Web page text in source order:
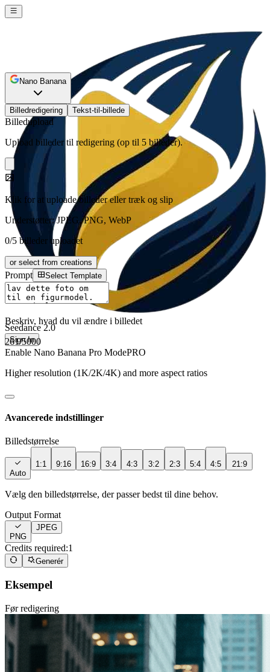
Seedance 2.0
Sign In
Nano Banana
Billedredigering Tekst-til-billede
Billedupload
Upload billeder til redigering (op til 5 billeder).
Klik for at uploade billeder eller træk og slip
Understøtter: JPEG, PNG, WebP
0/5 billeder uploadet
or select from creations
Prompt Select Template
Beskriv, hvad du vil ændre i billedet
261/5000
Enable Nano Banana Pro ModePRO
Higher resolution (1K/2K/4K) and more aspect ratios
Avancerede indstillinger
Billedstørrelse
Auto
1:1 9:16 16:9 3:4 4:3 3:2 2:3 5:4 4:5 21:9
Vælg den billedstørrelse, der passer bedst til dine behov.
Output Format
PNG
JPEG
Credits required:1
Generér
Eksempel
Før redigering